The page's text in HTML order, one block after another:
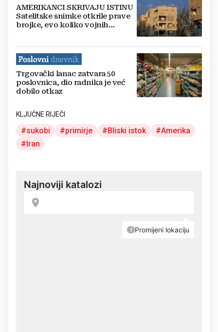
AMERIKANCI SKRIVAJU ISTINU
Satelitske snimke otkrile prave
brojke, evo koliko vojnih
Trgovački lanac zatvara 50
poslovnica, dio radnika je već
dobilo otkaz
KLJUČNE RIJEČI
sukobi primirje Bliski istok
Amerika
Iran